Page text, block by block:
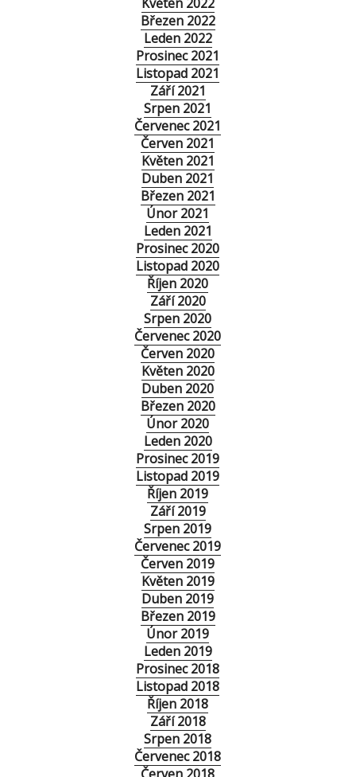
Březen 2022
Leden 2022
Prosinec 2021
Listopad 2021
Září 2021
Srpen 2021
Červenec 2021
Červen 2021
Květen 2021
Duben 2021
Březen 2021
Únor 2021
Leden 2021
Prosinec 2020
Listopad 2020
Říjen 2020
Září 2020
Srpen 2020
Červenec 2020
Červen 2020
Květen 2020
Duben 2020
Březen 2020
Únor 2020
Leden 2020
Prosinec 2019
Listopad 2019
Říjen 2019
Září 2019
Srpen 2019
Červenec 2019
Červen 2019
Květen 2019
Duben 2019
Březen 2019
Únor 2019
Leden 2019
Prosinec 2018
Listopad 2018
Říjen 2018
Září 2018
Srpen 2018
Červenec 2018
Červen 2018